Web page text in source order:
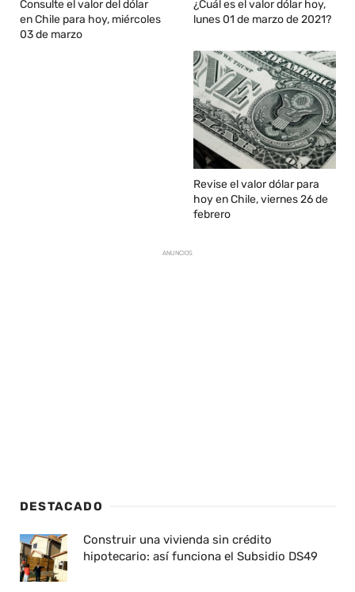
Consulte el valor del dólar
en Chile para hoy, miércoles
03 de marzo
¿Cuál es el valor dólar hoy,
lunes 01 de marzo de 2021?
Revise el valor dólar para
hoy en Chile, viernes 26 de
febrero
ANUNCIOS
DESTACADO
Construir una vivienda sin crédito
hipotecario: así funciona el Subsidio DS49